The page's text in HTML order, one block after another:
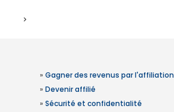
» Gagner des revenus par l'affiliation
» Devenir affilié
» Sécurité et confidentialité